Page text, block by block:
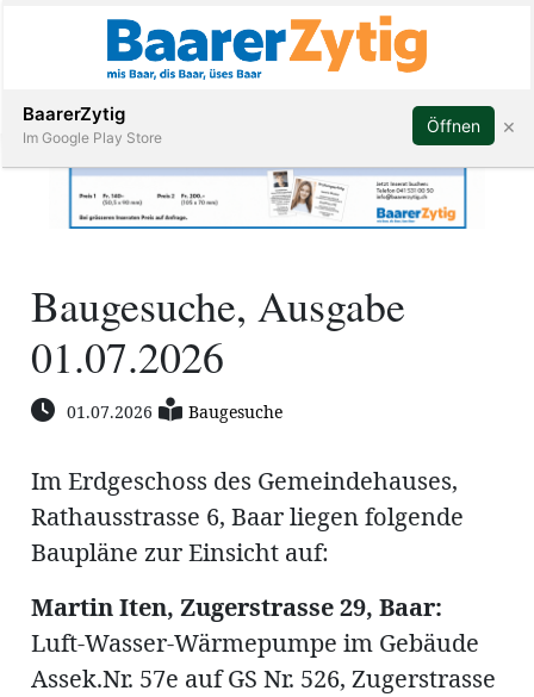
Veranstaltungen
Stellen
Amtliche
Abonnieren
Baugesuche, Ausgabe
01.07.2026
01.07.2026 Baugesuche
Im Erdgeschoss des Gemeindehauses,
Rathausstrasse 6, Baar liegen folgende
Baupläne zur Einsicht auf:
Martin Iten, Zugerstrasse 29, Baar:
Luft-Wasser-Wärmepumpe im Gebäude
Assek.Nr. 57e auf GS Nr. 526, Zugerstrasse
BaarerZytig
Im Google Play Store
Öffnen ×